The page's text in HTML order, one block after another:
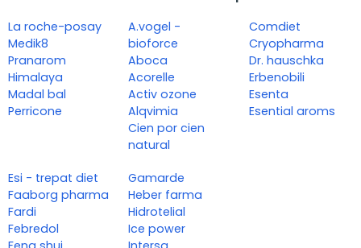
La roche-posay
Medik8
Pranarom
Himalaya
Madal bal
Perricone
A.vogel -
bioforce
Aboca
Acorelle
Activ ozone
Alqvimia
Cien por cien
natural
Comdiet
Cryopharma
Dr. hauschka
Erbenobili
Esenta
Esential aroms
Esi - trepat diet
Faaborg pharma
Fardi
Febredol
Gamarde
Heber farma
Hidrotelial
Ice power